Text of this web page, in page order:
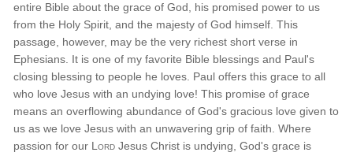
entire Bible about the grace of God, his promised power to us
from the Holy Spirit, and the majesty of God himself. This
passage, however, may be the very richest short verse in
Ephesians. It is one of my favorite Bible blessings and Paul's
closing blessing to people he loves. Paul offers this grace to all
who love Jesus with an undying love! This promise of grace
means an overflowing abundance of God's gracious love given to
us as we love Jesus with an unwavering grip of faith. Where
passion for our Lord Jesus Christ is undying, God's grace is